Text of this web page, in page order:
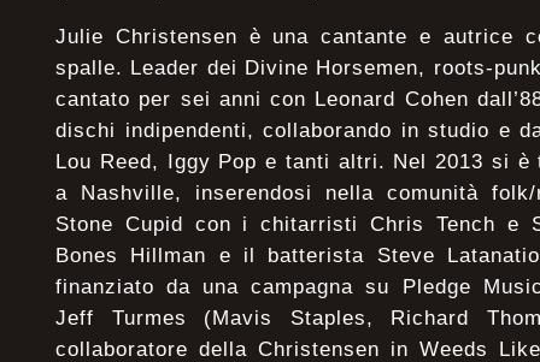
Julie Christensen è una cantante e autrice
spalle. Leader dei Divine Horsemen, roots-
cantato per sei anni con Leonard Cohen
dischi indipendenti, collaborando in studio e
Lou Reed, Iggy Pop e tanti altri. Nel 2013 si
a Nashville, inserendosi nella comunità
Stone Cupid con i chitarristi Chris Tench e
Bones Hillman e il batterista Steve
finanziato da una campagna su Pledge
Jeff Turmes (Mavis Staples, Richard
collaboratore della Christensen in Weeds